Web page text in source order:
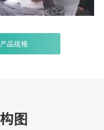
品规格
图